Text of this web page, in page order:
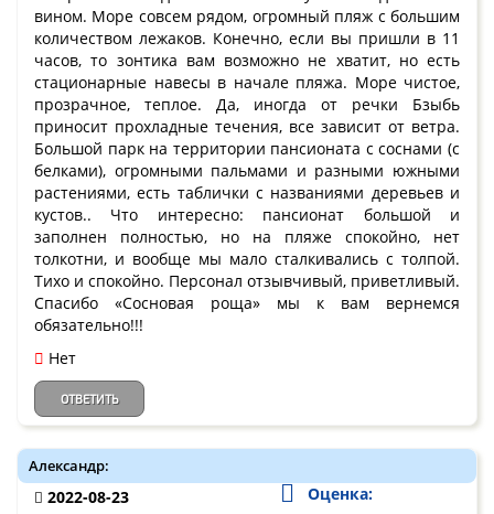
вином. Море совсем рядом, огромный пляж с большим
количеством лежаков. Конечно, если вы пришли в 11
часов, то зонтика вам возможно не хватит, но есть
стационарные навесы в начале пляжа. Море чистое,
прозрачное, теплое. Да, иногда от речки Бзыбь
приносит прохладные течения, все зависит от ветра.
Большой парк на территории пансионата с соснами (с
белками), огромными пальмами и разными южными
растениями, есть таблички с названиями деревьев и
кустов.. Что интересно: пансионат большой и
заполнен полностью, но на пляже спокойно, нет
толкотни, и вообще мы мало сталкивались с толпой.
Тихо и спокойно. Персонал отзывчивый, приветливый.
Спасибо «Сосновая роща» мы к вам вернемся
обязательно!!!
Нет
ОТВЕТИТЬ
Александр:
2022-08-23
Оценка: